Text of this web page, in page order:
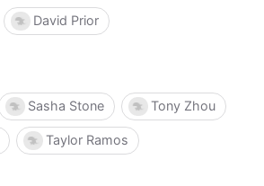
David Prior
Sasha Stone Tony Zhou
Taylor Ramos